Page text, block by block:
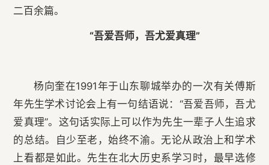
二百余篇。
“吾爱吾师，吾尤爱真理”
杨向奎在1991年于山东聊城举办的一次有关傅斯
年先生学术讨论会上有一句结语说：“吾爱吾师，吾尤
爱真理”。这句话实际上可以作为先生一辈子人生追求
的总结。自少至老，始终不渝。无论从政治上和学术
上看都是如此。先生在北大历史系学习时，最早选修